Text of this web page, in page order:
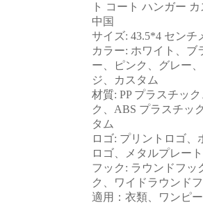
ト コート ハンガー
中国
サイズ: 43.5*4 センチ
カラー: ホワイト、ブ
ー、ピンク、グレー
ジ、カスタム
材質: PP プラスチッ
ク、ABS プラスチッ
タム
ロゴ: プリントロゴ、
ロゴ、メタルプレー
フック: ラウンドフッ
ク、ワイドラウンド
適用：衣類、ワンピ